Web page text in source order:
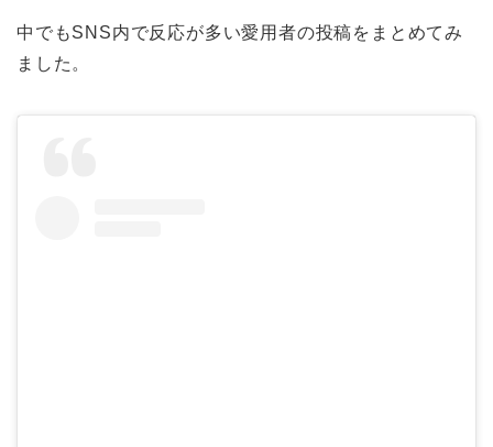
中でもSNS内で反応が多い愛用者の投稿をまとめてみ
ました。